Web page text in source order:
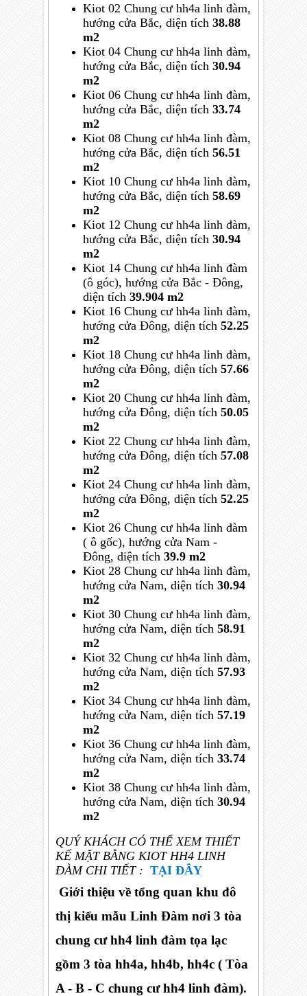
Kiot 02 Chung cư hh4a linh đàm,
hướng cửa Bắc,diện tích38.88
m2
Kiot 04 Chung cư hh4a linh đàm,
hướngcửaBắc,diện tích30.94
m2
Kiot 06 Chung cư hh4a linh đàm,
hướngcửaBắc,diện tích33.74
m2
Kiot 08 Chung cư hh4a linh đàm,
hướngcửaBắc,diện tích56.51
m2
Kiot 10 Chung cư hh4a linh đàm,
hướngcửaBắc,diện tích58.69
m2
Kiot 12 Chung cư hh4a linh đàm,
hướngcửaBắc,diện tích30.94
m2
Kiot 14 Chung cư hh4a linh đàm
(ô góc),hướngcửaBắc - Đông,
diện tích39.904 m2
Kiot 16 Chung cư hh4a linh đàm,
hướngcửaĐông,diện tích52.25
m2
Kiot 18 Chung cư hh4a linh đàm,
hướngcửaĐông,diện tích57.66
m2
Kiot 20 Chung cư hh4a linh đàm,
hướngcửaĐông,diện tích50.05
m2
Kiot 22 Chung cư hh4a linh đàm,
hướngcửaĐông,diện tích57.08
m2
Kiot 24 Chung cư hh4a linh đàm,
hướngcửaĐông,diện tích52.25
m2
Kiot 26 Chung cư hh4a linh đàm
( ô gốc),hướngcửaNam -
Đông,diện tích39.9 m2
Kiot 28 Chung cư hh4a linh đàm,
hướngcửaNam,diện tích30.94
m2
Kiot 30 Chung cư hh4a linh đàm,
hướngcửaNam,diện tích58.91
m2
Kiot 32 Chung cư hh4a linh đàm,
hướngcửaNam,diện tích57.93
m2
Kiot 34 Chung cư hh4a linh đàm,
hướngcửaNam,diện tích57.19
m2
Kiot 36 Chung cư hh4a linh đàm,
hướngcửaNam,diện tích33.74
m2
Kiot 38 Chung cư hh4a linh đàm,
hướngcửaNam,diện tích30.94
m2
QUÝ KHÁCH CÓ THỂ XEM THIẾT
KẾ MẶT BẰNG KIOT HH4 LINH
ĐÀM CHI TIẾT : TẠI ĐÂY
Giới thiệu về tổng quan khu đô
thị kiểu mẫu Linh Đàm nơi 3 tòa
chung cư hh4 linh đàm tọa lạc
gồm 3 tòa hh4a, hh4b, hh4c ( Tòa
A - B - C chung cư hh4 linh đàm).